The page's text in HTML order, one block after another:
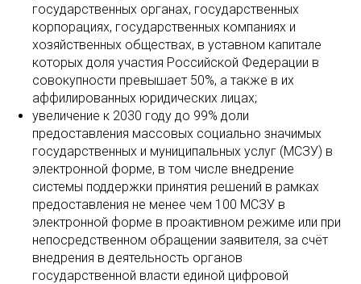
государственных органах, государственных
корпорациях, государственных компаниях и
хозяйственных обществах, в уставном капитале
которых доля участия Российской Федерации в
совокупности превышает 50%, а также в их
аффилированных юридических лицах;
увеличение к 2030 году до 99% доли
предоставления массовых социально значимых
государственных и муниципальных услуг (МСЗУ) в
электронной форме, в том числе внедрение
системы поддержки принятия решений в рамках
предоставления не менее чем 100 МСЗУ в
электронной форме в проактивном режиме или при
непосредственном обращении заявителя, за счёт
внедрения в деятельность органов
государственной власти единой цифровой